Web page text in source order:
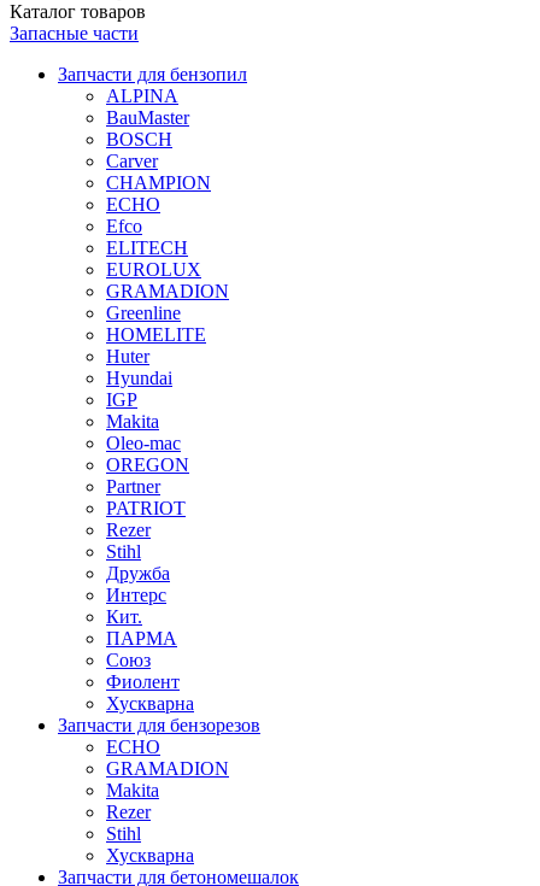
Каталог товаров
Запасные части
Запчасти для бензопил
ALPINA
BauMaster
BOSCH
Carver
CHAMPION
ECHO
Efco
ELITECH
EUROLUX
GRAMADION
Greenline
HOMELITE
Huter
Hyundai
IGP
Makita
Oleo-mac
OREGON
Partner
PATRIOT
Rezer
Stihl
Дружба
Интерс
Кит.
ПАРМА
Союз
Фиолент
Хускварна
Запчасти для бензорезов
ECHO
GRAMADION
Makita
Rezer
Stihl
Хускварна
Запчасти для бетономешалок